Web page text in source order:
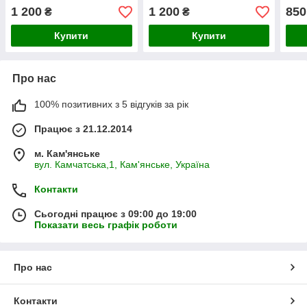
1 200 ₴
Купити
1 200₴
Купити
850
Про нас
100% позитивних з 5 відгуків за рік
Працює з 21.12.2014
м. Кам'янське
вул. Камчатська,1, Кам'янське, Україна
Контакти
Сьогодні працює з 09:00 до 19:00
Показати весь графік роботи
Про нас
Контакти